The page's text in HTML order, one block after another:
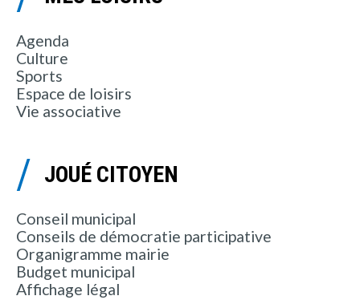
Agenda
Culture
Sports
Espace de loisirs
Vie associative
JOUÉ CITOYEN
Conseil municipal
Conseils de démocratie participative
Organigramme mairie
Budget municipal
Affichage légal